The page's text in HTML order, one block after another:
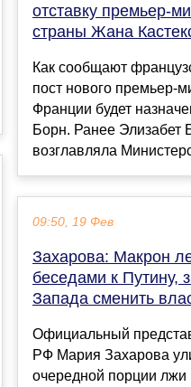
отставку премьер-
страны Жана
Как сообщают
пост нового премьер-
Франции будет
Борн. Ранее Элизабет
возглавляла
09:50, 19 Фев
Захарова: Макрон
беседами к Путину,
Запада сменить
Официальный
РФ Мария Захарова
очередной порции лжи